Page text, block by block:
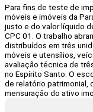
Para fins de teste de
móveis e imóveis da
justo e do valor líquido
CPC 01. O trabalho
distribuídos em três
móveis e utensílios,
avaliação técnica de
no Espírito Santo. O
de relatório patrimonial,
mensuração do ativo